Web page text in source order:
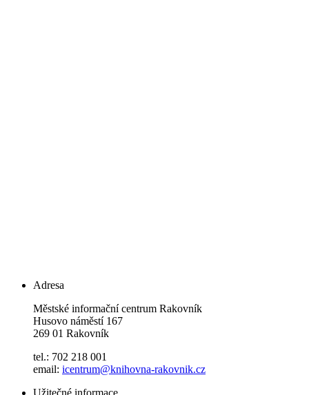
Adresa
Městské informační centrum Rakovník
Husovo náměstí 167
269 01 Rakovník
tel.: 702 218 001
email: icentrum@knihovna-rakovnik.cz